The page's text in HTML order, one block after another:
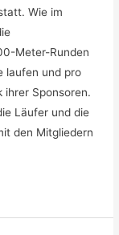
Wie im
Meter-Runden
laufen und pro
ihrer Sponsoren.
Läufer und die
den Mitgliedern